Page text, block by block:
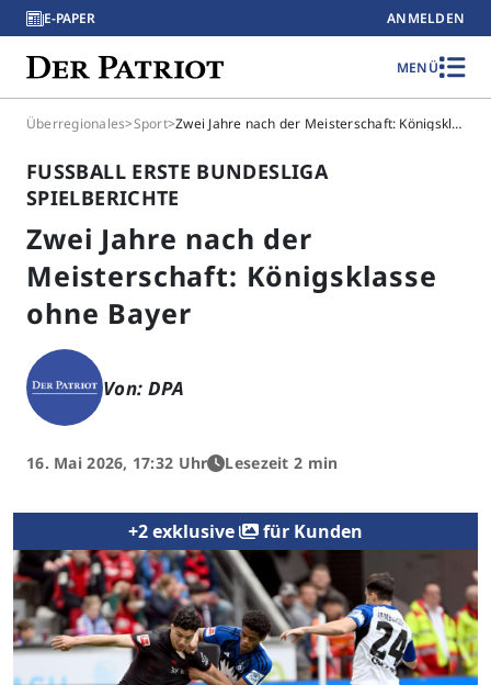
E-PAPER ANMELDEN
MENÜ
Überregionales>Sport> Zwei Jahre nach der Meisterschaft: Königsklasse ohne Bayer
FUSSBALL ERSTE BUNDESLIGA S
PIELBERICHTE
Zwei Jahre nach der
Meisterschaft: Königsklasse
ohne Bayer
Von: DPA
16. Mai 2026, 17:32 Uhr Lesezeit 2 min
+2 exklusive für Kunden